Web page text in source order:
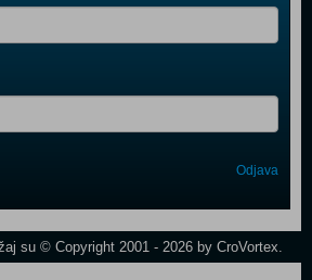
Odjava
su © Copyright 2001 - 2026 by CroVortex.